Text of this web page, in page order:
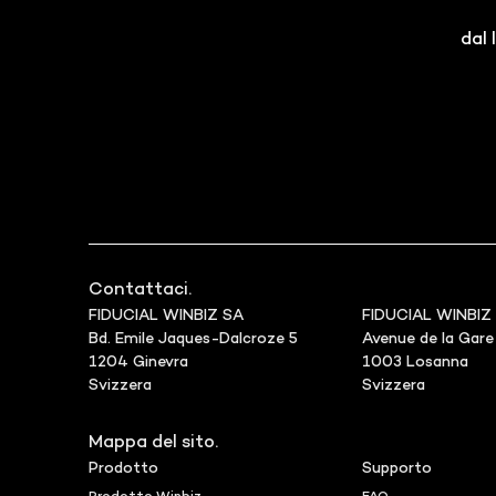
dal
Contattaci.
FIDUCIAL WINBIZ SA
Bd. Emile Jaques-Dalcroze 5
1204 Ginevra
Svizzera
FIDUCIAL WINBIZ
Avenue de la
1003 Losanna
Svizzera
Mappa del sito.
Prodotto Supporto